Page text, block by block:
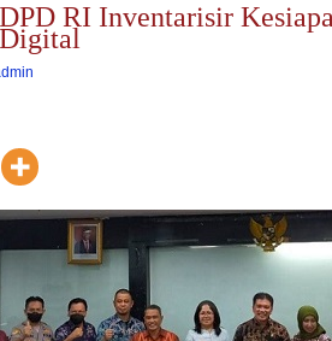
RI Inventarisir